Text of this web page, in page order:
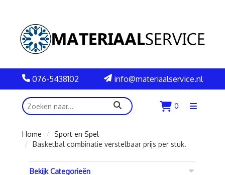
076-5438102 info@materiaalservice.nl
zoeken 0
Menu
Home
Sport en Spel
Basketbal combinatie verstelbaar prijs per stuk.
Bekijk Categorieën